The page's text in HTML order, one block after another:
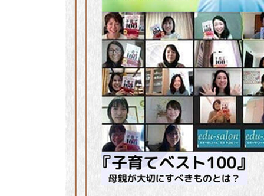
63 연산력 키우기 ……… 즐기면서 숫자와 친해지
64 함께 계획 세우기 ……… 계획 세우기를 통해 실
65 쓰기 ① ……… 쓰는 것을 좋아하게 만든다
66 쓰기 ② ……… 일기를 쓰게 한다
67 쓰기 ③ ……… 글쓰기의 공식을 알려준다
68 공부 습관 들이기 ……… 무리하지 않고 즐겁게
69 프로그래밍 가르치기 ……… 시행착오로 뇌를
70 반복 학습하기 ……… 변화와 부담을 적절히 준
71 어휘 늘리기 ……… 이해력을 높여주는 기초체
72 시간 낭비 줄이기 ……… 합리적인 공부법을 통
73 영어 익히기 ……… 영어를 놀이도구로 삼는다
74 아이에게 배우기 ……… 다른 사람에게 가르치